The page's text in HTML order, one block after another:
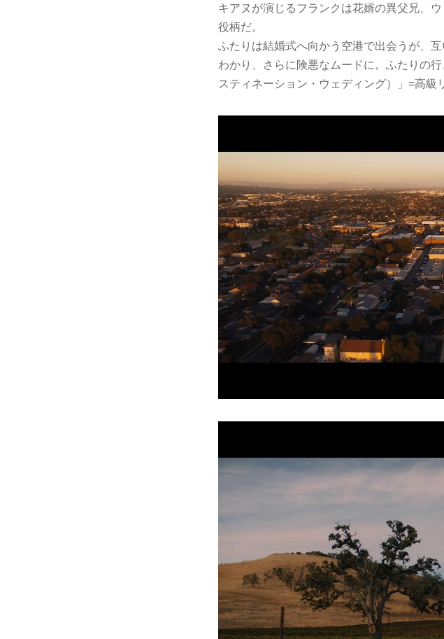
キアヌが演じるフランクは花婿の異父兄、
役柄だ。
ふたりは結婚式へ向かう空港で出会うが、
わかり、さらに険悪なムードに。ふたりの
スティネーション・ウェディング）」=高級